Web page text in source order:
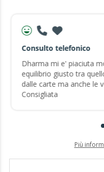
Consulto telefonico
Dharma mi e' piaciuta
equilibrio giusto tra
dalle carte ma anche le
Consigliata
Più